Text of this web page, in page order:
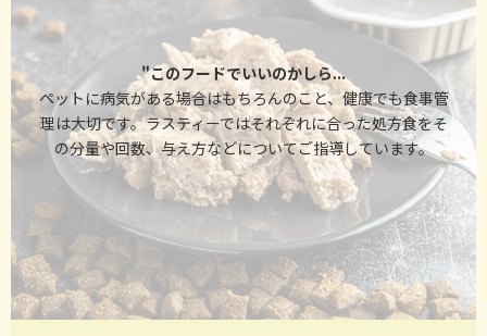
"このフードでいいのかしら...
ペットに病気がある場合はもちろんのこと、健康でも食事管
理は大切です。ラスティーではそれぞれに合った処方食をそ
の分量や回数、与え方などについてご指導しています。